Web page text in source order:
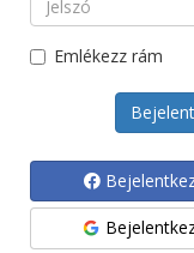
Emlékezz rám